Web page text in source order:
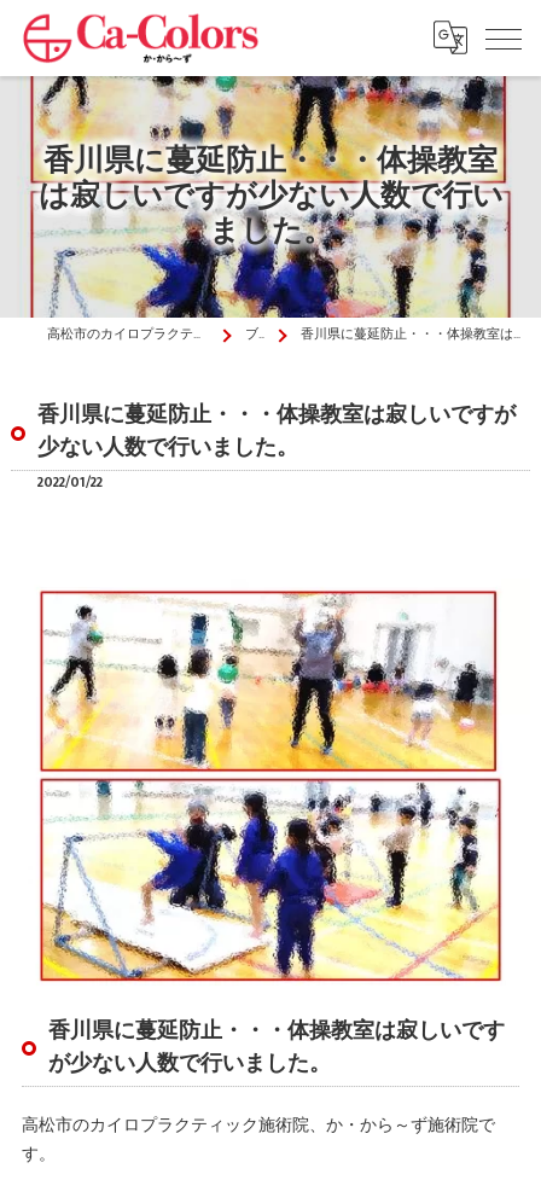
香川県に蔓延防止・・・体操教室
は寂しいですが少ない人数で行い
ました。
高松市のカイロプラクティックはか・から～ず施術院 ブログ 香川県に蔓延防止・・・体操教室は寂しいですが少ない人数で行いました。
香川県に蔓延防止・・・体操教室は寂しいですが
少ない人数で行いました。
2022/01/22
香川県に蔓延防止・・・体操教室は寂しいです
が少ない人数で行いました。
高松市のカイロプラクティック施術院、か・から～ず施術院で
す。